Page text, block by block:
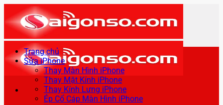
qua
nội
dung
Trang chủ
Sửa iPhone
Thay Màn Hình iPhone
Thay Mặt Kính iPhone
Thay Kính Lưng iPhone
Ép Cổ Cáp Màn Hình iPhone